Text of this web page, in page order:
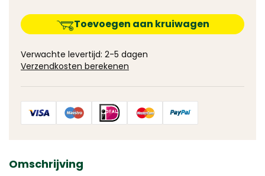
Toevoegen aan kruiwagen
Verwachte levertijd: 2-5 dagen
Verzendkosten berekenen
Omschrijving